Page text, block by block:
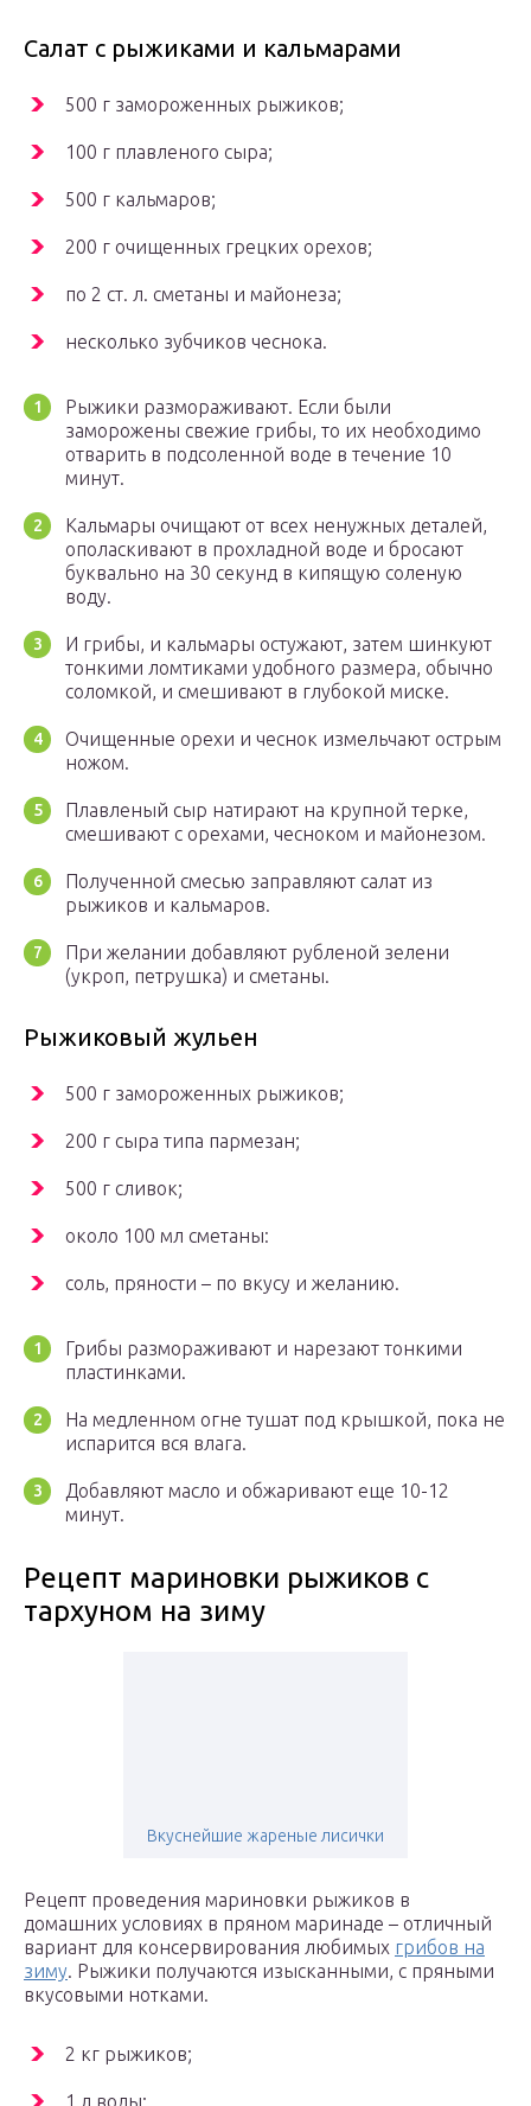
Салат с рыжиками и кальмарами
500 г замороженных рыжиков;
100 г плавленого сыра;
500 г кальмаров;
200 г очищенных грецких орехов;
по 2 ст. л. сметаны и майонеза;
несколько зубчиков чеснока.
Рыжики размораживают. Если были
заморожены свежие грибы, то их необходимо
отварить в подсоленной воде в течение 10
минут.
Кальмары очищают от всех ненужных деталей,
ополаскивают в прохладной воде и бросают
буквально на 30 секунд в кипящую соленую
воду.
И грибы, и кальмары остужают, затем шинкуют
тонкими ломтиками удобного размера, обычно
соломкой, и смешивают в глубокой миске.
Очищенные орехи и чеснок измельчают острым
ножом.
Плавленый сыр натирают на крупной терке,
смешивают с орехами, чесноком и майонезом.
Полученной смесью заправляют салат из
рыжиков и кальмаров.
При желании добавляют рубленой зелени
(укроп, петрушка) и сметаны.
Рыжиковый жульен
500 г замороженных рыжиков;
200 г сыра типа пармезан;
500 г сливок;
около 100 мл сметаны:
соль, пряности – по вкусу и желанию.
Грибы размораживают и нарезают тонкими
пластинками.
На медленном огне тушат под крышкой, пока не
испарится вся влага.
Добавляют масло и обжаривают еще 10-12
минут.
Рецепт мариновки рыжиков с
тархуном на зиму
Вкуснейшие жареные лисички
Рецепт проведения мариновки рыжиков в
домашних условиях в пряном маринаде – отличный
вариант для консервирования любимых грибов на
зиму. Рыжики получаются изысканными, с пряными
вкусовыми нотками.
2 кг рыжиков;
1 л воды;